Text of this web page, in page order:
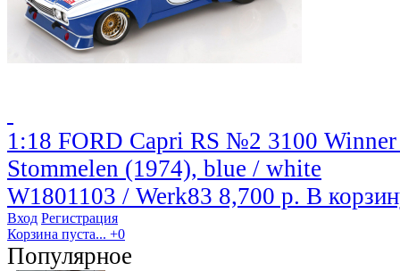
1:18 FORD Capri RS №2 3100
Stommelen (1974), blue / white
W1801103 / Werk83 8,700 р. В
Вход Регистрация
Корзина пуста... +0
Популярное